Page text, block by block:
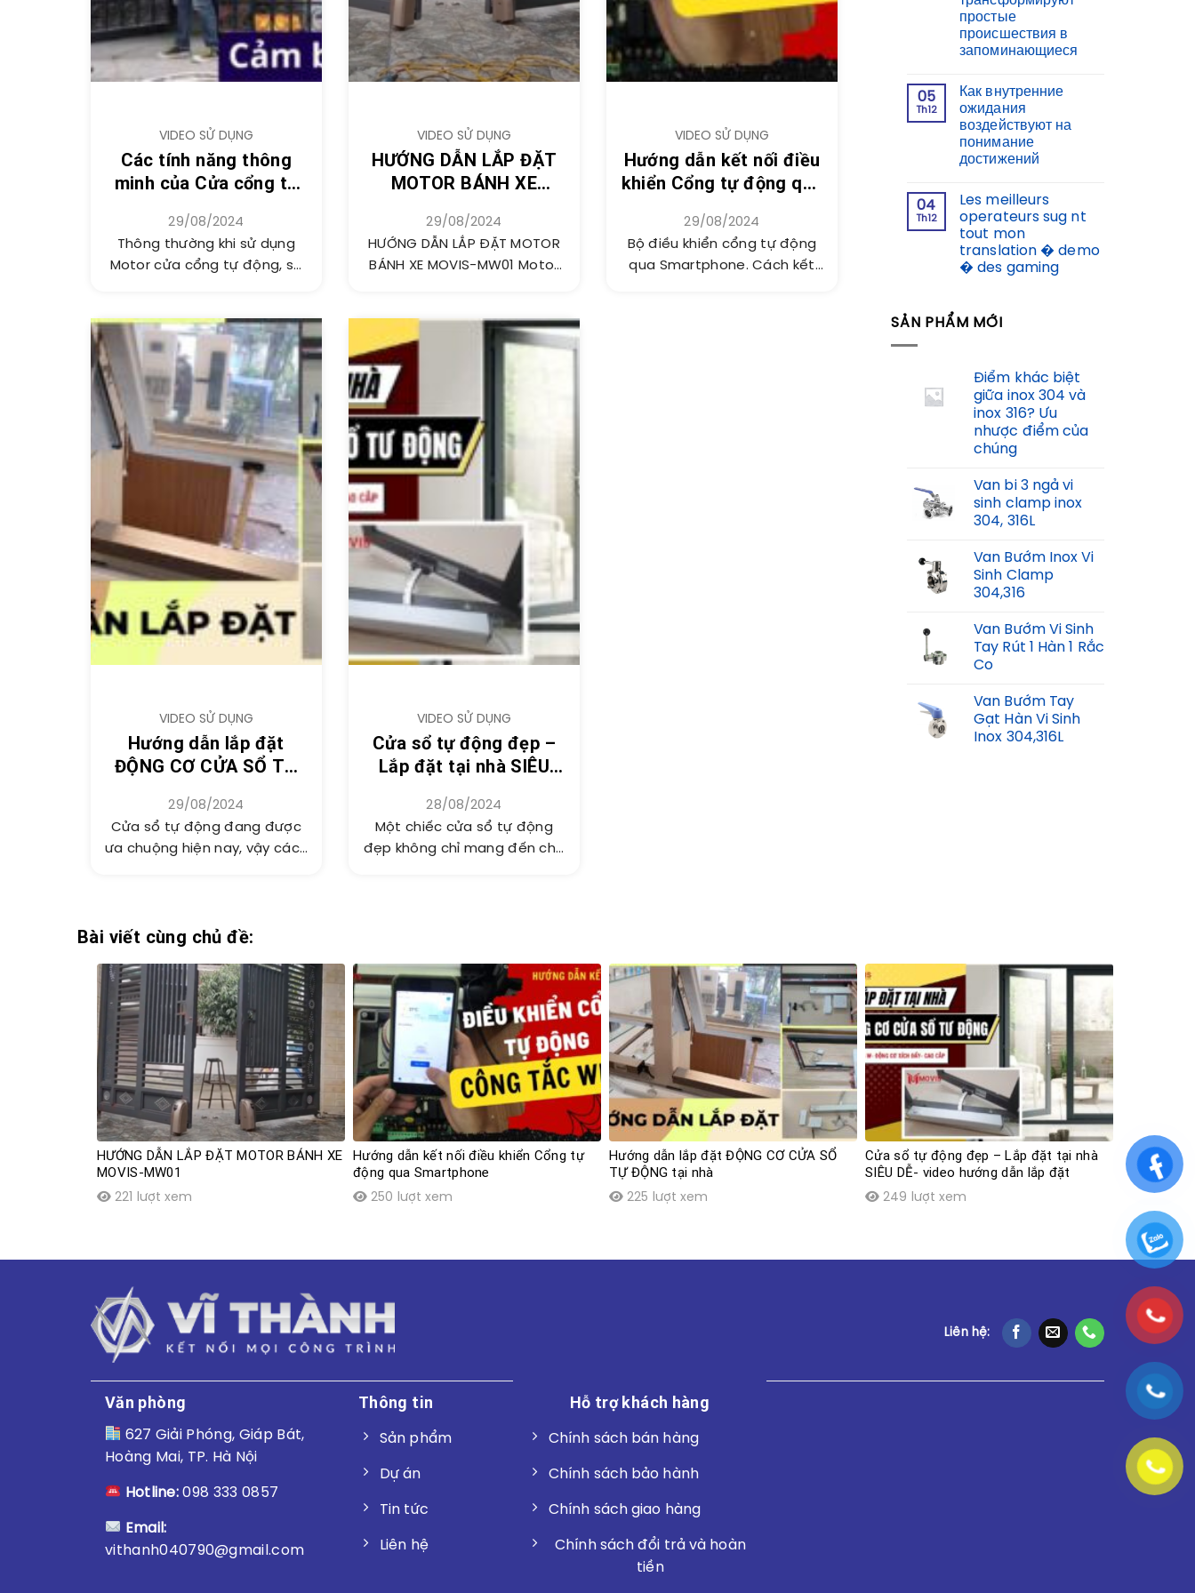
VIDEO SỬ DỤNG
Các tính năng thông
minh của Cửa cổng tự
29/08/2024
Thông thường khi sử dụng
Motor cửa cổng tự động, sẽ
VIDEO SỬ DỤNG
HƯỚNG DẪN LẮP ĐẶT
MOTOR BÁNH XE
29/08/2024
HƯỚNG DẪN LẮP ĐẶT MOTOR
BÁNH XE MOVIS-MW01 Motor
VIDEO SỬ DỤNG
Hướng dẫn kết nối điều
khiển Cổng tự động qua
29/08/2024
Bộ điều khiển cổng tự động
qua Smartphone. Cách kết
VIDEO SỬ DỤNG
Hướng dẫn lắp đặt
ĐỘNG CƠ CỬA SỔ TỰ
29/08/2024
Cửa sổ tự động đang được
ưa chuộng hiện nay, vậy cách
VIDEO SỬ DỤNG
Cửa sổ tự động đẹp –
Lắp đặt tại nhà SIÊU
lắp đặt
28/08/2024
Một chiếc cửa sổ tự động
đẹp không chỉ mang đến cho
простые
происшествия в
запоминающиеся
05
Th12
Как внутренние
ожидания
воздействуют на
понимание
достижений
04
Th12
Les meilleurs
operateurs sug nt
tout mon
translation � demo
� des gaming
SẢN PHẨM MỚI
Điểm khác biệt
giữa inox 304 và
inox 316? Ưu
nhược điểm của
chúng
Van bi 3 ngả vi
sinh clamp inox
304, 316L
Van Bướm Inox Vi
Sinh Clamp
304,316
Van Bướm Vi Sinh
Tay Rút 1 Hàn 1 Rắc
Co
Van Bướm Tay
Gạt Hàn Vi Sinh
Inox 304,316L
Bài viết cùng chủ đề:
HƯỚNG DẪN LẮP ĐẶT MOTOR BÁNH XE
MOVIS-MW01
221 lượt xem
Hướng dẫn kết nối điều khiển Cổng tự
động qua Smartphone
250 lượt xem
Hướng dẫn lắp đặt ĐỘNG CƠ CỬA SỔ
TỰ ĐỘNG tại nhà
225 lượt xem
Cửa sổ tự động đẹp – Lắp đặt tại nhà
SIÊU DỄ- video hướng dẫn lắp đặt
249 lượt xem
Liên hệ:
Văn phòng
627 Giải Phóng, Giáp Bát,
Hoàng Mai, TP. Hà Nội
Hotline: 098 333 0857
Email:
vithanh040790@gmail.com
Thông tin
Sản phẩm
Dự án
Tin tức
Liên hệ
Hỗ trợ khách hàng
Chính sách bán hàng
Chính sách bảo hành
Chính sách giao hàng
Chính sách đổi trả và hoàn
tiền